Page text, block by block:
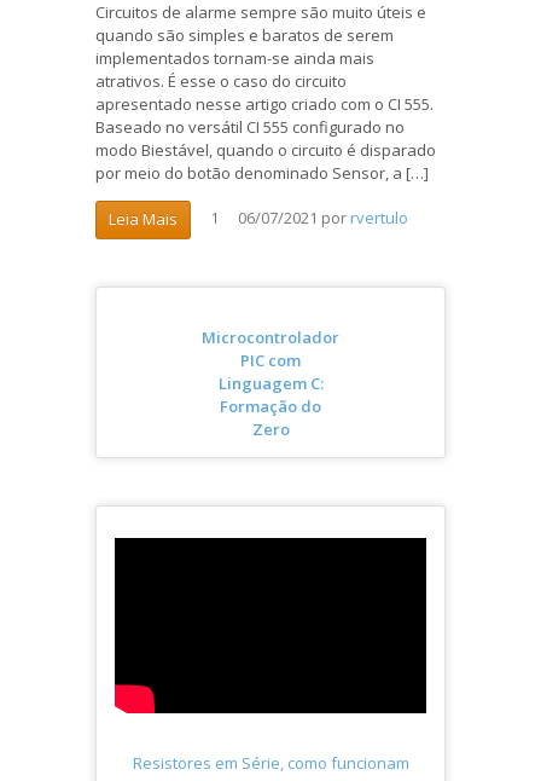
Circuitos de alarme sempre são muito úteis e
quando são simples e baratos de serem
implementados tornam-se ainda mais
atrativos. É esse o caso do circuito
apresentado nesse artigo criado com o CI 555.
Baseado no versátil CI 555 configurado no
modo Biestável, quando o circuito é disparado
por meio do botão denominado Sensor, a […]
Leia Mais 1 06/07/2021 por rvertulo
Microcontrolador
PIC com
Linguagem C:
Formação do
Zero
Resistores em Série, como funcionam